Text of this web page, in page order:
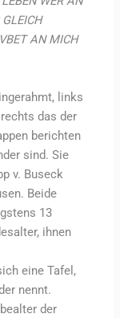
AN MICH
links
das der
berichten
sind. Sie
v. Buseck
Beide
13
ihnen
eine Tafel,
nennt.
der